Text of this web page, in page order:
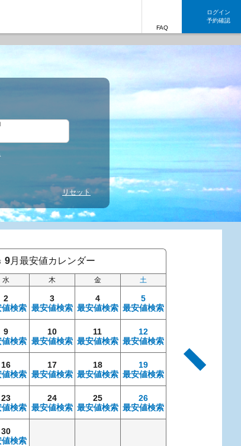
FAQ
ログイン
予約確認
リセット
9月最安値カレンダー
水 木 金 土
2
値検索
3
最安値検索
4
最安値検索
5
最安値検索
9
値検索
10
最安値検索
11
最安値検索
12
最安値検索
16
値検索
17
最安値検索
18
最安値検索
19
最安値検索
23
値検索
24
最安値検索
25
最安値検索
26
最安値検索
30
値検索
11
最安値検索